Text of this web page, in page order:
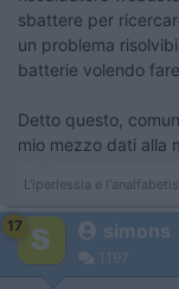
sbattere per
un problema
batterie volendo
Detto questo,
mio mezzo dati alla
L'iperlessia e
17 simons
1197